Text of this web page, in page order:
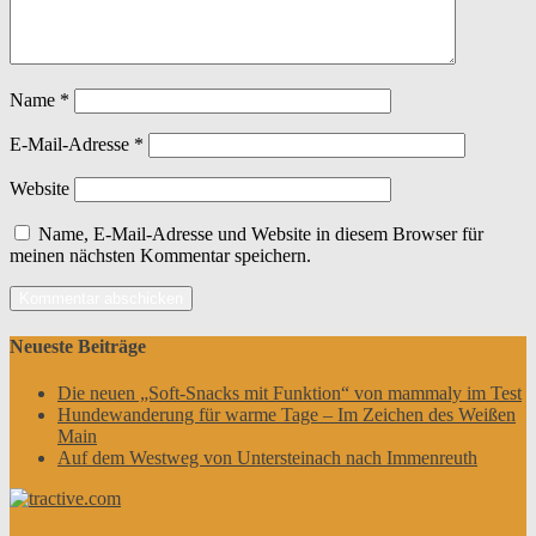
Name *
E-Mail-Adresse *
Website
Name, E-Mail-Adresse und Website in diesem Browser für
meinen nächsten Kommentar speichern.
Neueste Beiträge
Die neuen „Soft-Snacks mit Funktion“ von mammaly im Test
Hundewanderung für warme Tage – Im Zeichen des Weißen
Main
Auf dem Westweg von Untersteinach nach Immenreuth